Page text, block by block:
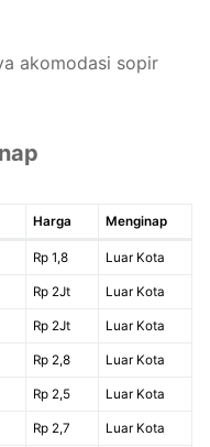
akomodasi sopir
Harga Menginap
Rp 1,8 Luar Kota
Rp 2Jt Luar Kota
Rp 2Jt Luar Kota
Rp 2,8 Luar Kota
Rp 2,5 Luar Kota
Rp 2,7 Luar Kota